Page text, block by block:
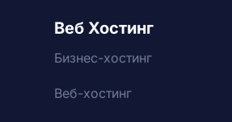
Веб Хостинг
Бизнес-хостинг
Веб-хостинг